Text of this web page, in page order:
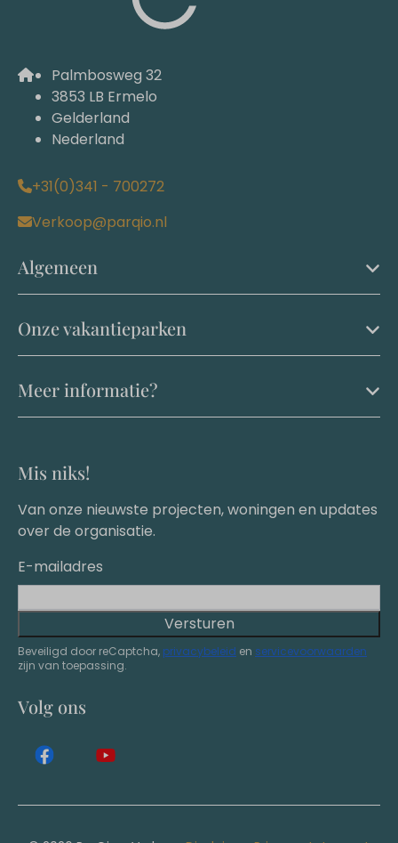
Palmbosweg 32
3853 LB Ermelo
Gelderland
Nederland
+31(0)341 - 700272
Verkoop@parqio.nl
Algemeen
Onze vakantieparken
Meer informatie?
Mis niks!
Van onze nieuwste projecten, woningen en updates
over de organisatie.
E-mailadres
Versturen
Beveiligd door reCaptcha, privacybeleid en servicevoorwaarden
zijn van toepassing.
Volg ons